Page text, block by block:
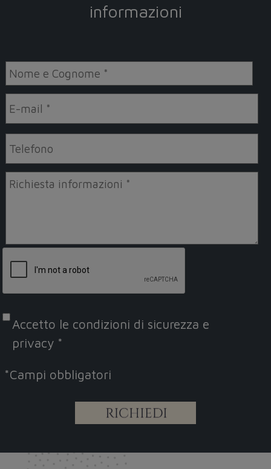
informazioni
Accetto le condizioni di sicurezza e
privacy *
*Campi obbligatori